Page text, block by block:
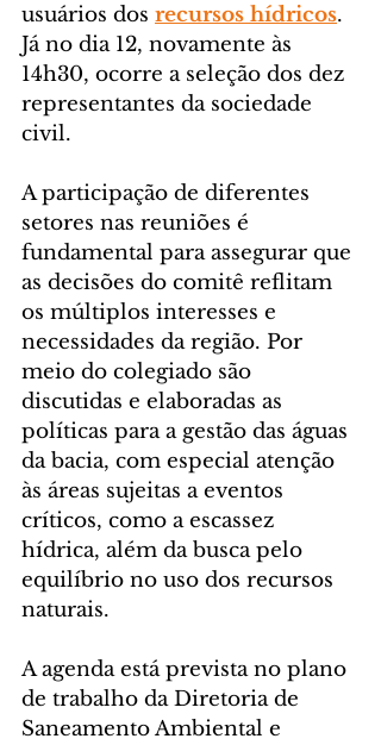
usuários dos recursos hídricos.
Já no dia 12, novamente às
14h30, ocorre a seleção dos dez
representantes da sociedade
civil.
A participação de diferentes
setores nas reuniões é
fundamental para assegurar que
as decisões do comitê reflitam
os múltiplos interesses e
necessidades da região. Por
meio do colegiado são
discutidas e elaboradas as
políticas para a gestão das águas
da bacia, com especial atenção
às áreas sujeitas a eventos
críticos, como a escassez
hídrica, além da busca pelo
equilíbrio no uso dos recursos
naturais.
A agenda está prevista no plano
de trabalho da Diretoria de
Saneamento Ambiental e